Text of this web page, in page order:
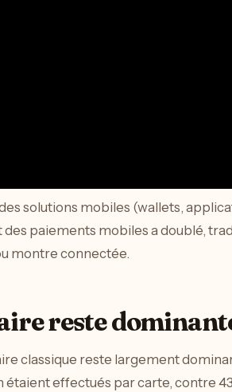
solutions mobiles (wallets,
paiements mobiles a doublé,
montre connectée.
reste
classique reste largement
effectués par carte, contre